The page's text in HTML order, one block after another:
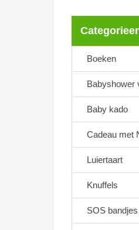
Boeken
Babyshower
Baby kado
Cadeau met
Luiertaart
Knuffels
SOS bandjes